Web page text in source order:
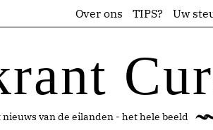
Over ons TIPS? Uw
nieuws van de eilanden - het hele beeld